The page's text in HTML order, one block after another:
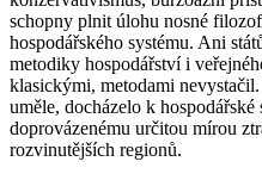
schopny plnit úlohu nosné
hospodářského systému. Ani
metodiky hospodářství i
klasickými, metodami
uměle, docházelo k
doprovázenému určitou mírou
rozvinutějších regionů.